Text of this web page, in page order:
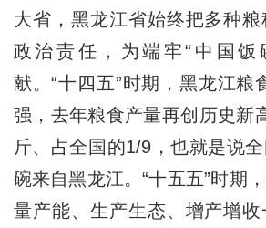
大省，黑龙江省始终把多种
政治责任，为端牢“中国饭
献。“十四五”时期，黑龙江粮
强，去年粮食产量再创历史新
斤、占全国的1/9，也就是说
碗来自黑龙江。“十五五”时期
量产能、生产生态、增产增